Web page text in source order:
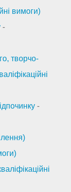
вимоги)
-
творчо-
-